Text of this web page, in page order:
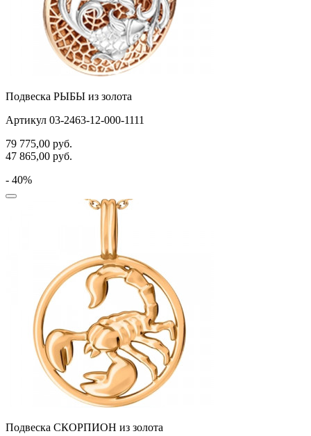
Подвеска РЫБЫ из золота
Артикул 03-2463-12-000-1111
79 775,00 руб.
47 865,00 руб.
- 40%
Подвеска СКОРПИОН из золота